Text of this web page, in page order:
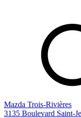
Mazda Trois-Rivières
3135 Boulevard Saint-